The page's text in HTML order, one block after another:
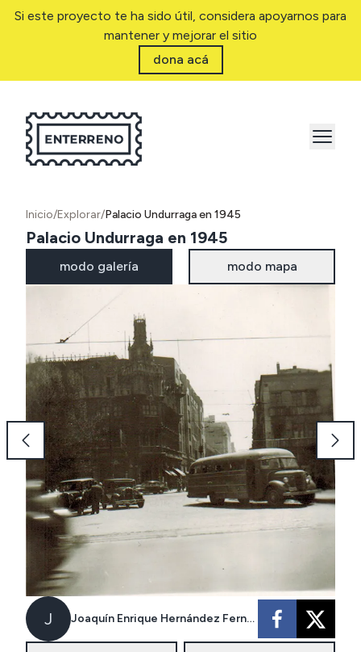
Si este proyecto te ha sido útil, considera apoyarnos para
mantener y mejorar el sitio
dona acá
Inicio/Explorar/Palacio Undurraga en 1945
Palacio Undurraga en 1945
modo galería modo mapa
J Joaquín Enrique Hernández Fernández